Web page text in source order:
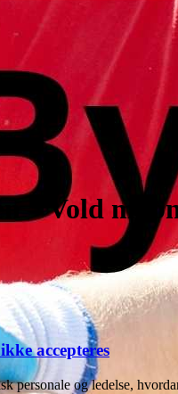
– Vold
accepteres
personale og ledelse,